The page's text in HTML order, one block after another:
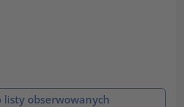
listy obserwowanych